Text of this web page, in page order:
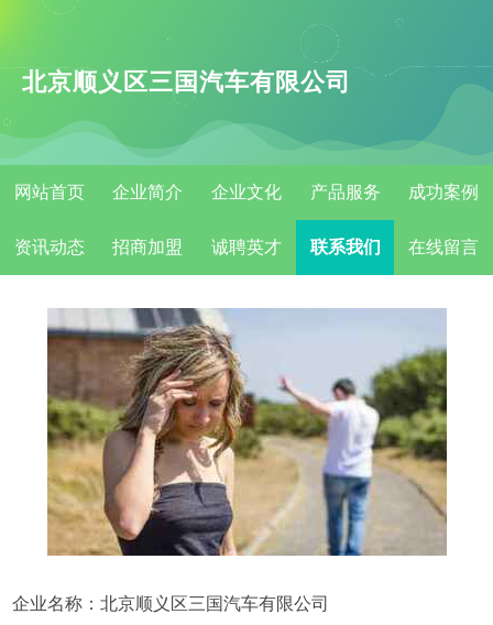
北京顺义区三国汽车有限公司
网站首页 企业简介 企业文化 产品服务 成功案例
资讯动态 招商加盟 诚聘英才 联系我们 在线留言
企业名称：北京顺义区三国汽车有限公司